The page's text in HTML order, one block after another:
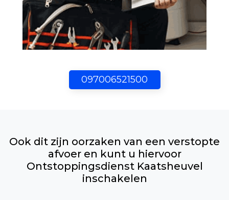
097006521500
Ook dit zijn oorzaken van een verstopte
afvoer en kunt u hiervoor
Ontstoppingsdienst Kaatsheuvel
inschakelen